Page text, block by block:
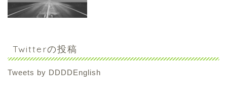
Twitterの投稿
Tweets by DDDDEnglish